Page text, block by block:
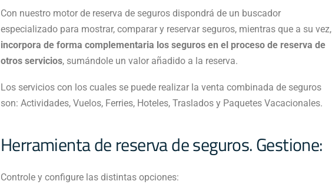
Con nuestro motor de reserva de seguros dispondrá de un buscador
especializado para mostrar, comparar y reservar seguros, mientras que a su vez,
incorpora de forma complementaria los seguros en el proceso de reserva de
otros servicios, sumándole un valor añadido a la reserva.
Los servicios con los cuales se puede realizar la venta combinada de seguros
son: Actividades, Vuelos, Ferries, Hoteles, Traslados y Paquetes Vacacionales.
Herramienta de reserva de seguros. Gestione: ​
Controle y configure las distintas opciones: